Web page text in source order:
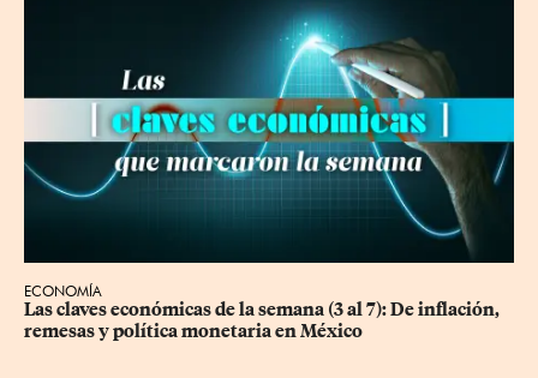
ECONOMÍA
Las claves económicas de la semana (3 al 7): De inflación,
remesas y política monetaria en México